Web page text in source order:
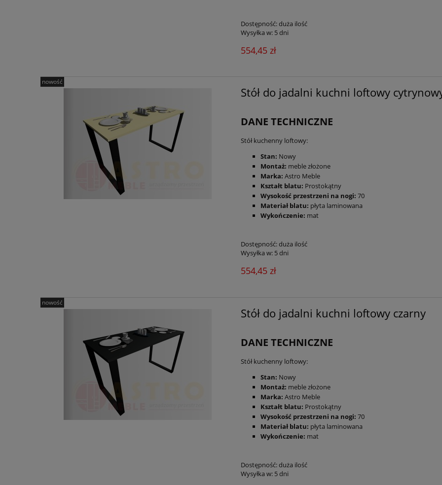
Dostępność:duża ilość
Wysyłka w: 5 dni
554,45 zł
Stół do jadalni kuchni loftowy
DANE TECHNICZNE
Stół kuchenny loftowy:
Stan: Nowy
Montaż: meble złożone
Marka: Astro Meble
Kształt blatu: Prostokątny
Wysokość przestrzeni na nogi: 70
Materiał blatu: płyta laminowana
Wykończenie: mat
Dostępność:duża ilość
Wysyłka w: 5 dni
554,45 zł
nowość
Stół do jadalni kuchni loftowy czarny
DANE TECHNICZNE
Stół kuchenny loftowy:
Stan: Nowy
Montaż: meble złożone
Marka: Astro Meble
Kształt blatu: Prostokątny
Wysokość przestrzeni na nogi: 70
Materiał blatu: płyta laminowana
Wykończenie: mat
Dostępność:duża ilość
Wysyłka w: 5 dni
nowość